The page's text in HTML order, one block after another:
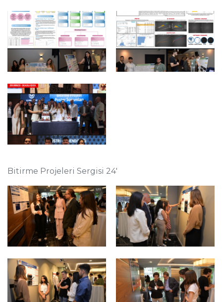
Bitirme Projeleri Sergisi 24'